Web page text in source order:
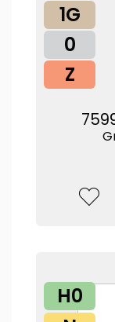
1G
0
Z
H0